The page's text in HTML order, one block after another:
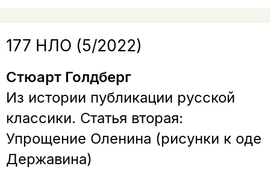
177 НЛО (5/2022)
Стюарт Голдберг
Из истории публикации русской
классики. Статья вторая:
Упрощение Оленина (рисунки к оде
Державина)